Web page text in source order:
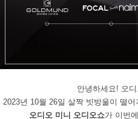
안녕하세요! 오
2023년 10월 26일 살짝 빗방울이 떨어
오디오 미니 오디오쇼가 이번